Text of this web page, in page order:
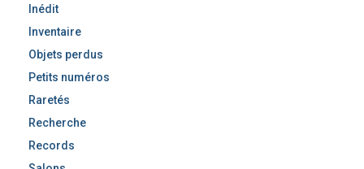
Inédit
Inventaire
Objets perdus
Petits numéros
Raretés
Recherche
Records